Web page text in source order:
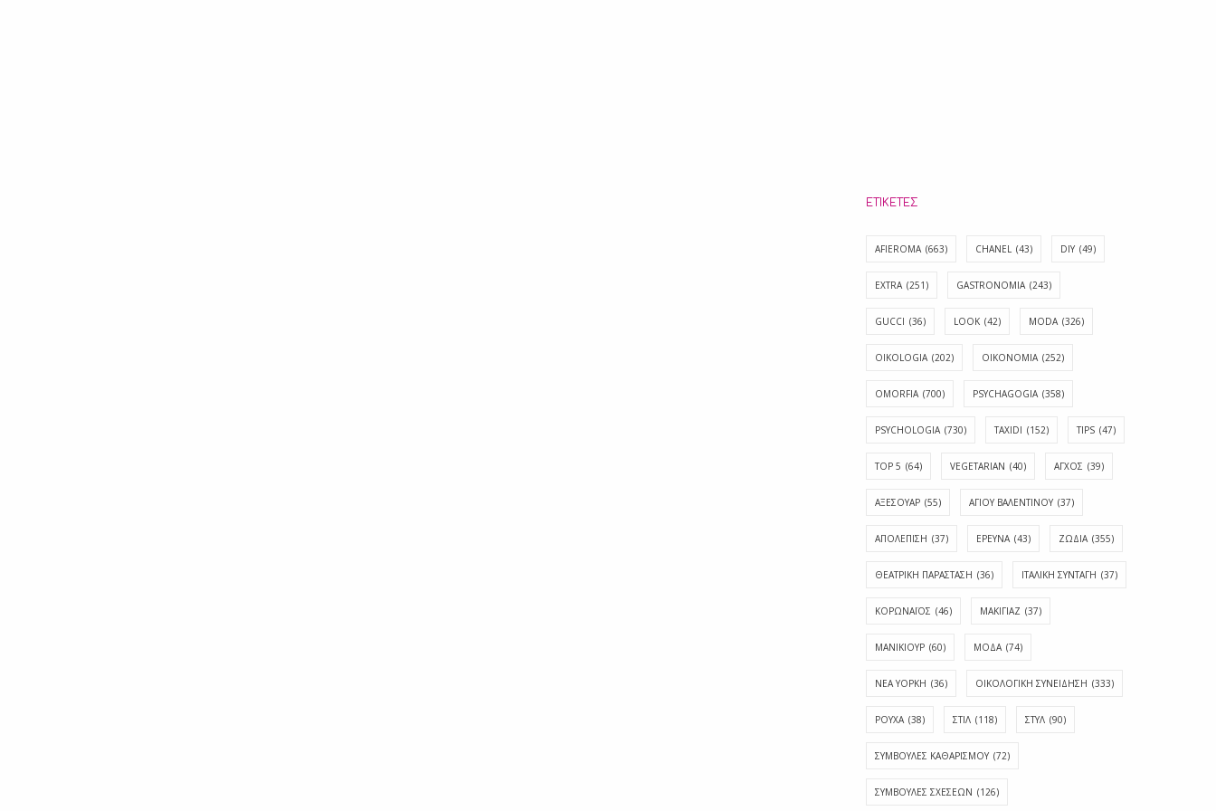
ΕΤΙΚΈΤΕΣ
AFIEROMA (663) CHANEL (43) DIY (49)
EXTRA (251) GASTRONOMIA (243)
GUCCI (36) LOOK (42) MODA (326)
OIKOLOGIA (202) OIKONOMIA (252)
OMORFIA (700) PSYCHAGOGIA (358)
PSYCHOLOGIA (730) TAXIDI (152) TIPS (47)
TOP 5 (64) VEGETARIAN (40) ΑΓΧΟΣ (39)
ΑΞΕΣΟΥΑΡ (55) ΑΓΊΟΥ ΒΑΛΕΝΤΊΝΟΥ (37)
ΑΠΟΛΈΠΙΣΗ (37) ΕΡΕΥΝΑ (43) ΖΩΔΙΑ (355)
ΘΕΑΤΡΙΚΗ ΠΑΡΑΣΤΑΣΗ (36) ΙΤΑΛΙΚΗ ΣΥΝΤΑΓΗ (37)
ΚΟΡΩΝΑΪΟΣ (46) ΜΑΚΙΓΙΑΖ (37)
ΜΑΝΙΚΙΟΥΡ (60) ΜΟΔΑ (74)
ΝΕΑ ΥΟΡΚΗ (36) ΟΙΚΟΛΟΓΙΚΗ ΣΥΝΕΙΔΗΣΗ (333)
ΡΟΥΧΑ (38) ΣΤΙΛ (118) ΣΤΥΛ (90)
ΣΥΜΒΟΥΛΕΣ ΚΑΘΑΡΙΣΜΟΥ (72)
ΣΥΜΒΟΥΛΕΣ ΣΧΕΣΕΩΝ (126)